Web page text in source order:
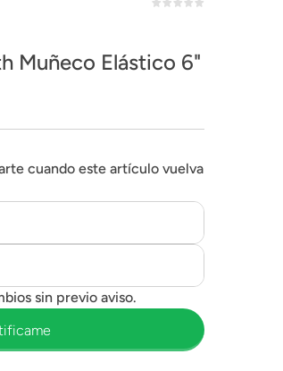
Muñeco Elástico 6"
cuando este artículo vuelva